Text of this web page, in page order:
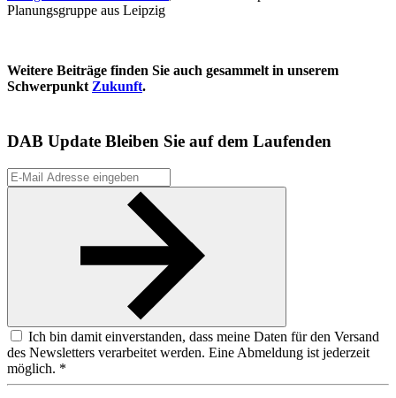
Planungsgruppe aus Leipzig
Weitere Beiträge finden Sie auch gesammelt in unserem
Schwerpunkt Zukunft.
DAB Update Bleiben Sie auf dem Laufenden
Ich bin damit einverstanden, dass meine Daten für den Versand
des Newsletters verarbeitet werden. Eine Abmeldung ist jederzeit
möglich. *